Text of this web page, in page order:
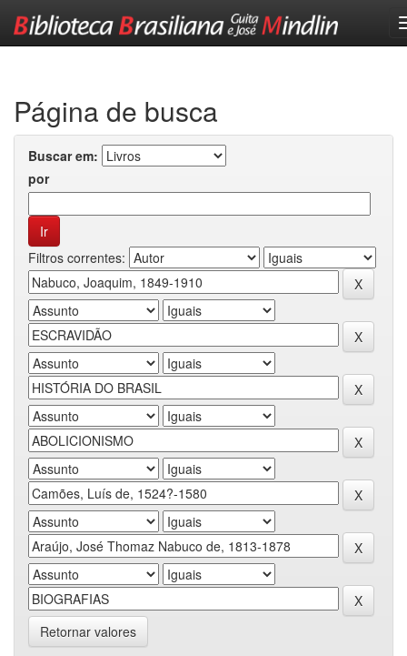
Página de busca
Buscar em:
por
Filtros correntes:
Retornar valores